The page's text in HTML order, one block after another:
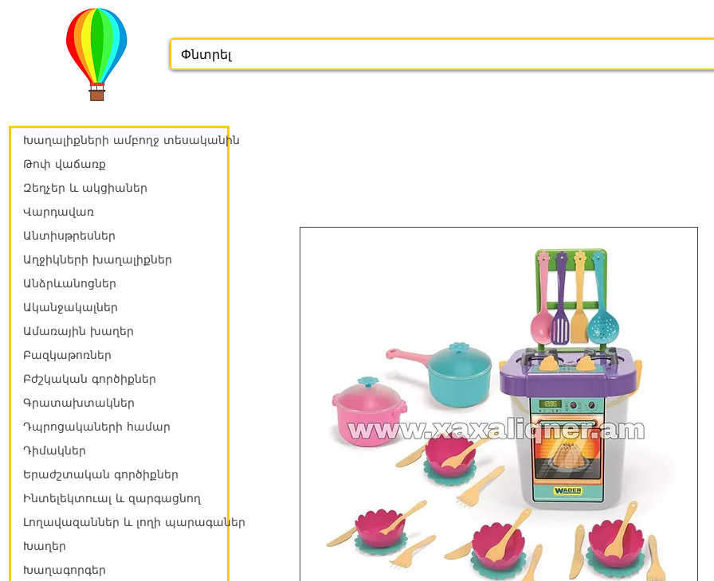
Խաղալիքների ամբողջ տեսականին
Թոփ վաճառք
Զեղչեր և ակցիաներ
Վարդավառ
Անտիսթրեսներ
Աղջիկների խաղալիքներ
Անձրևանոցներ
Ականջակալներ
Ամառային խաղեր
Բազկաթոռներ
Բժշկական գործիքներ
Գրատախտակներ
Դպրոցակաների համար
Դիմակներ
Երաժշտական գործիքներ
Ինտելեկտուալ և զարգացնող
Լողավազաններ և լողի պարագաներ
Խաղեր
Խաղագորգեր